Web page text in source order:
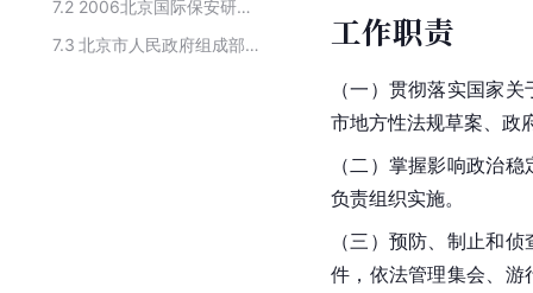
7.2
2006北京国际保安研讨会的举办单位
7.3
北京市人民政府组成部门 工作职责
（一）贯彻落实国家
市地方性法规草案、政
（二）掌握影响政治
负责组织实施。
（三）预防、制止和
件，依法管理集会、